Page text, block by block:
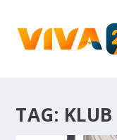
TAG: